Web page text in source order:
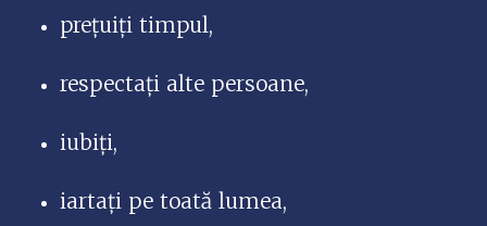
prețuiți timpul,
respectaţi alte persoane,
iubiţi,
iartaţi pe toată lumea,